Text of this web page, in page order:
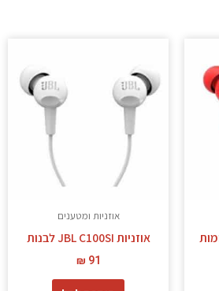
אוזניות ומטענים
אוזניות JBL C100SI לבנות
₪ 91